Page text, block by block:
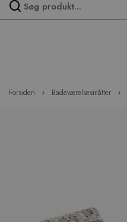
Forsiden Badeværelsesmåtter